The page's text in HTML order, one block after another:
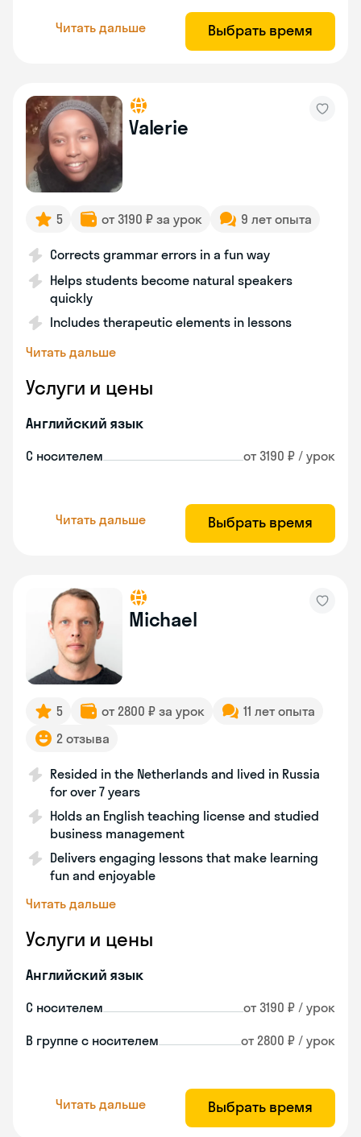
Читать дальше Выбрать время
Valerie
5 от 3190 ₽ за урок 9 лет опыта
Corrects grammar errors in a fun way
Helps students become natural speakers
quickly
Includes therapeutic elements in lessons
Читать дальше
Услуги и цены
Английский язык
С носителем от 3190 ₽ / урок
Читать дальше Выбрать время
Michael
5 от 2800 ₽ за урок
11 лет опыта
2 отзыва
Resided in the Netherlands and lived in Russia
for over 7 years
Holds an English teaching license and studied
business management
Delivers engaging lessons that make learning
fun and enjoyable
Читать дальше
Услуги и цены
Английский язык
С носителем от 3190 ₽ / урок
В группе с носителем от 2800 ₽ / урок
Читать дальше Выбрать время